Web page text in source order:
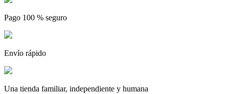
Pago 100 % seguro
Envío rápido
Una tienda familiar, independiente y humana